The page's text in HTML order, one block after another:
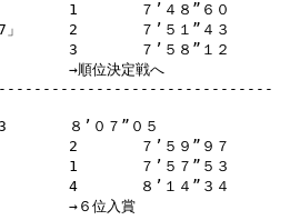
３